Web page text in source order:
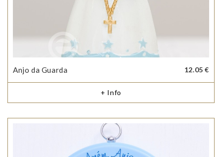
Anjo da Guarda 12.05 €
+ Info